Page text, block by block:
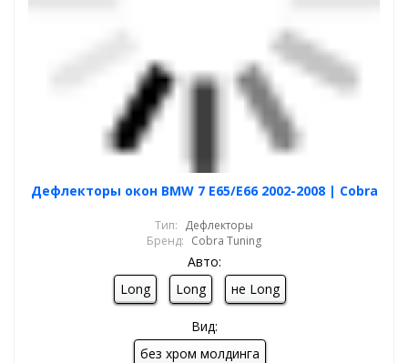
Дефлекторы окон BMW 7 E65/E66 2002-2008 | Cobra
Тип: Дефлекторы
Бренд: Cobra Tuning
Авто:
Long
Long не Long
Вид:
без хром молдинга